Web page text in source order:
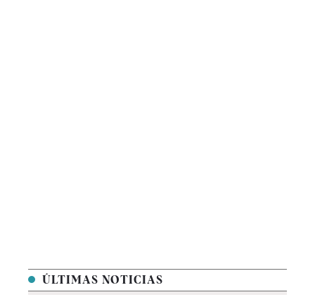
ÚLTIMAS NOTICIAS